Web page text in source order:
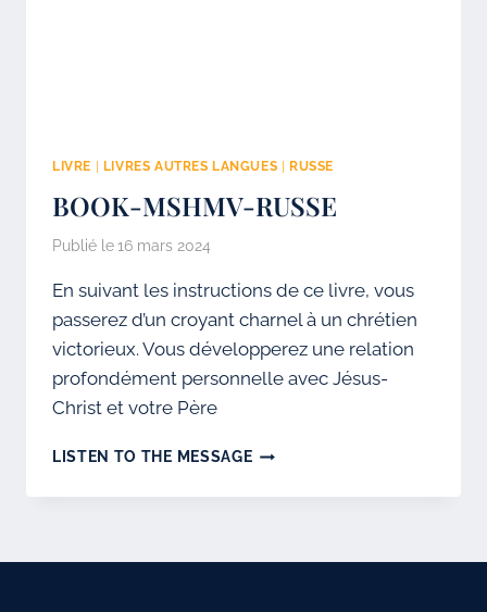
LIVRE LIVRES AUTRES LANGUES RUSSE
BOOK-MSHMV-RUSSE
Publié le16 mars 2024
En suivant les instructions de ce livre, vous
passerez d’un croyant charnel à un chrétien
victorieux. Vous développerez une relation
profondément personnelle avec Jésus-
Christ et votre Père
LISTEN TO THE MESSAGEBOOK-
RUSSE